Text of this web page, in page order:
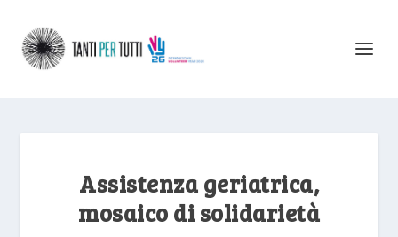
Assistenza geriatrica,
mosaico di solidarietà